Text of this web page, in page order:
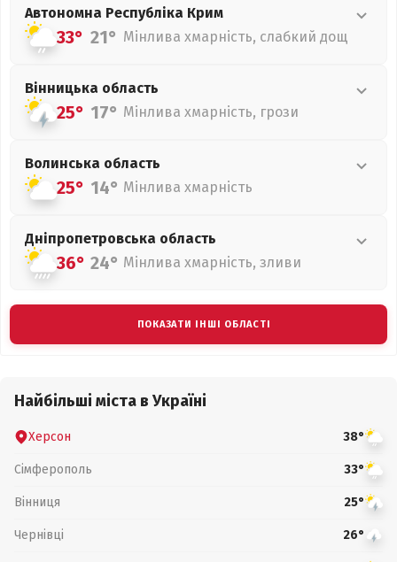
Автономна Республіка Крим
33° 21° Мінлива хмарність, слабкий дощ
Вінницька область
25° 17° Мінлива хмарність, грози
Волинська область
25° 14° Мінлива хмарність
Дніпропетровська область
36° 24° Мінлива хмарність, зливи
ПОКАЗАТИ ІНШІ ОБЛАСТІ
Найбільші міста в Україні
Херсон 38°
Сімферополь 33°
Вінниця 25°
Чернівці 26°